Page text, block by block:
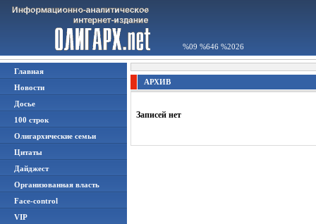
%09 %646 %2026
Главная
Новости
Досье
100 строк
Олигархические семьи
Цитаты
Дайджест
Организованная власть
Face-control
VIP
АРХИВ
Записей нет